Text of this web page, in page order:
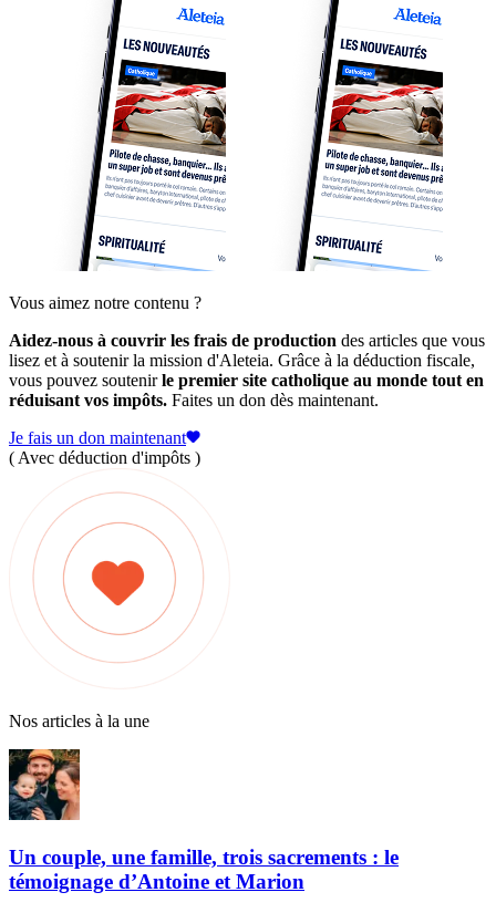
Vous aimez notre contenu ?
Aidez-nous à couvrir les frais de production des articles que vous
lisez et à soutenir la mission d'Aleteia. Grâce à la déduction fiscale,
vous pouvez soutenirle premier site catholique au monde tout en
réduisant vos impôts. Faites un don dès maintenant.
Je fais un don maintenant
( Avec déduction d'impôts )
Nos articles à la une
Un couple, une famille, trois sacrements : le
témoignage d’Antoine et Marion